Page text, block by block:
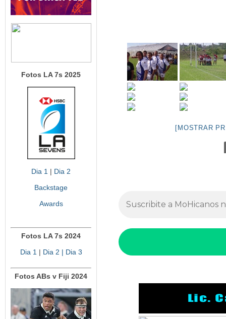
Fotos LA 7s 2025
Dia 1 | Dia 2
Backstage
Awards
Fotos LA 7s 2024
Dia 1 | Dia 2 | Dia 3
Fotos ABs v Fiji 2024
[MOSTRAR